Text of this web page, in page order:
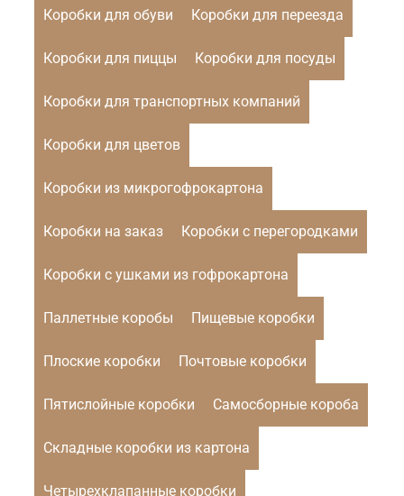
Коробки для обуви Коробки для переезда
Коробки для пиццы Коробки для посуды
Коробки для транспортных компаний
Коробки для цветов
Коробки из микрогофрокартона
Коробки на заказ Коробки с перегородками
Коробки с ушками из гофрокартона
Паллетные коробы Пищевые коробки
Плоские коробки Почтовые коробки
Пятислойные коробки Самосборные короба
Складные коробки из картона
Четырехклапанные коробки